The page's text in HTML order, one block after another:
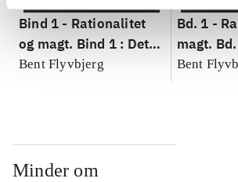
Bind 1 - Rationalitet
og magt. Bind 1 : Det
konkretes videnskab
Bent Flyvbjerg
Bd. 1 -
magt.
Bent
Minder om